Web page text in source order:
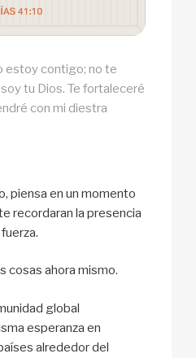
estoy contigo; no te
tu Dios. Te fortaleceré
con mi diestra
piensa en un momento
recordaran la presencia
cosas ahora mismo.
global
esperanza en
alrededor del